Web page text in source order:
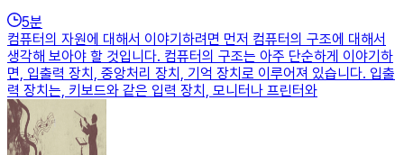
5분
컴퓨터의 자원에 대해서 이야기하려면 먼저 컴퓨터의 구조에 대해서
생각해 보아야 할 것입니다. 컴퓨터의 구조는 아주 단순하게 이야기하
면, 입출력 장치, 중앙처리 장치, 기억 장치로 이루어져 있습니다. 입출
력 장치는, 키보드와 같은 입력 장치, 모니터나 프린터와